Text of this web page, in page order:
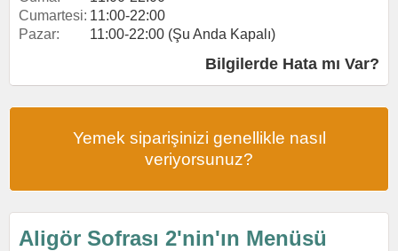
Cumartesi: 11:00-22:00
Pazar:
11:00-22:00 (Şu Anda Kapalı)
Bilgilerde Hata mı Var?
Yemek siparişinizi genellikle nasıl
veriyorsunuz?
Aligör Sofrası 2'nin'ın Menüsü